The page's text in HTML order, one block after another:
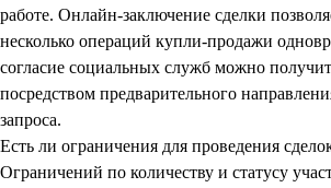
работе. Онлайн-заключение сделки
несколько операций купли-продажи
согласие социальных служб можно
посредством предварительного
запроса.
Есть ли ограничения для проведения
Ограничений по количеству и статусу